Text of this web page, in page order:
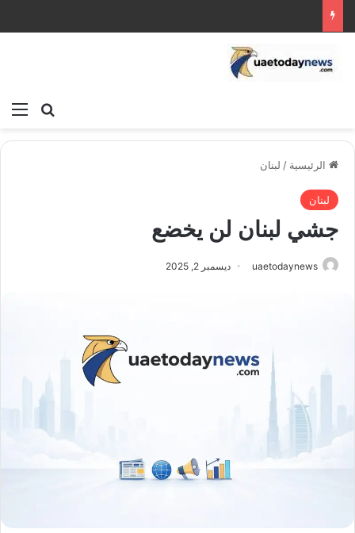
بحث
الرئيسية / لبنان
لبنان
جشي لبنان لن يخضع
uaetodaynews ديسمبر 2, 2025